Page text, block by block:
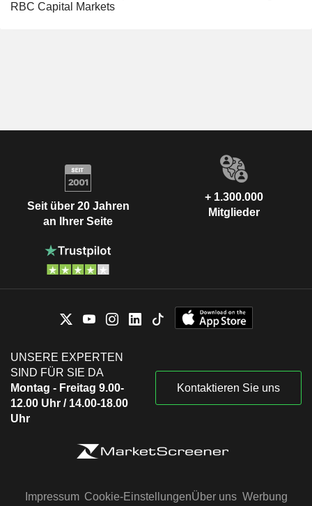
RBC Capital Markets
Seit über 20 Jahren
an Ihrer Seite
+ 1.300.000
Mitglieder
UNSERE EXPERTEN
SIND FÜR SIE DA
Montag - Freitag 9.00-
12.00 Uhr / 14.00-18.00
Uhr
Kontaktieren Sie uns
Impressum Cookie-EinstellungenÜber uns Werbung